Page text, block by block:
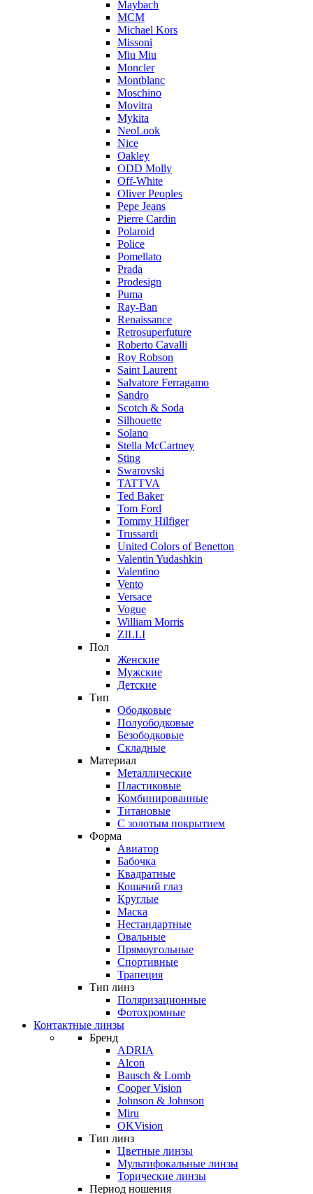
Maybach
MCM
Michael Kors
Missoni
Miu Miu
Moncler
Montblanc
Moschino
Movitra
Mykita
NeoLook
Nice
Oakley
ODD Molly
Off-White
Oliver Peoples
Pepe Jeans
Pierre Cardin
Polaroid
Police
Pomellato
Prada
Prodesign
Puma
Ray-Ban
Renaissance
Retrosuperfuture
Roberto Cavalli
Roy Robson
Saint Laurent
Salvatore Ferragamo
Sandro
Scotch & Soda
Silhouette
Solano
Stella McCartney
Sting
Swarovski
TATTVA
Ted Baker
Tom Ford
Tommy Hilfiger
Trussardi
United Colors of Benetton
Valentin Yudashkin
Valentino
Vento
Versace
Vogue
William Morris
ZILLI
Пол
Женские
Мужские
Детские
Тип
Ободковые
Полуободковые
Безободковые
Складные
Материал
Металлические
Пластиковые
Комбинированные
Титановые
С золотым покрытием
Форма
Авиатор
Бабочка
Квадратные
Кошачий глаз
Круглые
Маска
Нестандартные
Овальные
Прямоугольные
Спортивные
Трапеция
Тип линз
Поляризационные
Фотохромные
Контактные линзы
Бренд
ADRIA
Alcon
Bausch & Lomb
Cooper Vision
Johnson & Johnson
Miru
OKVision
Тип линз
Цветные линзы
Мультифокальные линзы
Торические линзы
Период ношения